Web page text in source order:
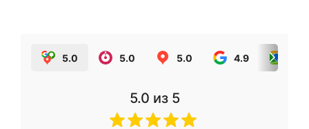
5.0 5.0 5.0 4.9
5.0 из 5